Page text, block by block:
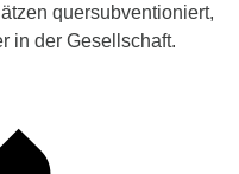
quersubventioniert,
in der Gesellschaft.